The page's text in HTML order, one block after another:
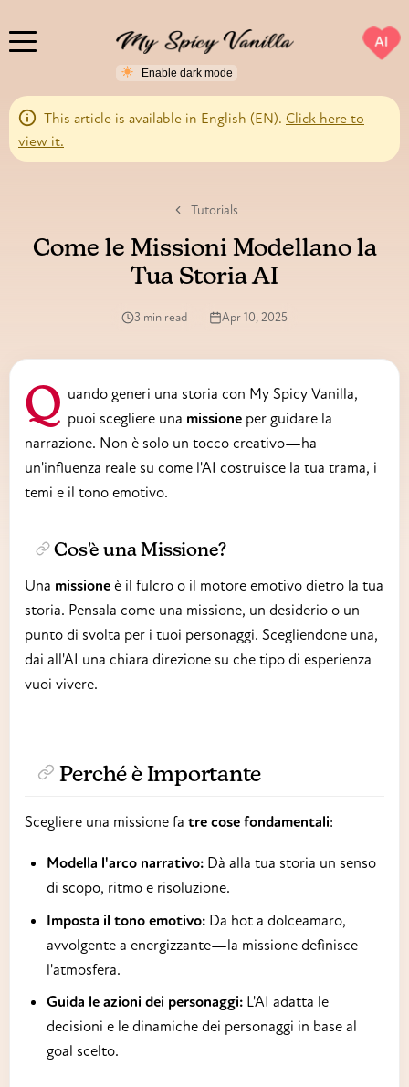
AI
This article is available in English (EN). Click here to
view it.
Tutorials
Come le Missioni Modellano la
Tua Storia AI
3 min read Apr 10, 2025
Quando generi una storia con My Spicy Vanilla, puoi scegliere una missione per guidare la
narrazione. Non è solo un tocco creativo—ha
un'influenza reale su come l'AI costruisce la tua trama, i
temi e il tono emotivo.
Cos'è una Missione?
Una missione è il fulcro o il motore emotivo dietro la tua
storia. Pensala come una missione, un desiderio o un
punto di svolta per i tuoi personaggi. Scegliendone una,
dai all'AI una chiara direzione su che tipo di esperienza
vuoi vivere.
Perché è Importante
Scegliere una missione fa tre cose fondamentali:
Modella l'arco narrativo:Dà alla tua storia un senso
di scopo, ritmo e risoluzione.
Imposta il tono emotivo:Da hot a dolceamaro,
avvolgente a energizzante—la missione definisce
l'atmosfera.
Guida le azioni dei personaggi:L'AI adatta le
decisioni e le dinamiche dei personaggi in base al
goal scelto.